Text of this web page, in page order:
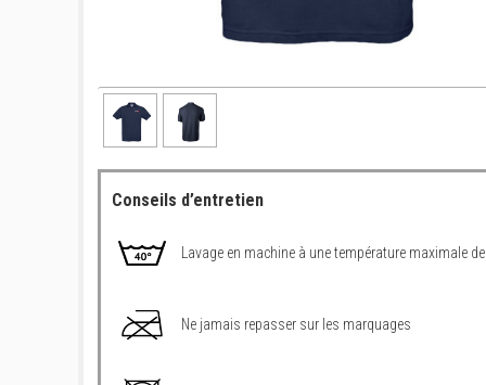
Conseils d’entretien
Lavage en machine à une température maximale
Ne jamais repasser sur les marquages